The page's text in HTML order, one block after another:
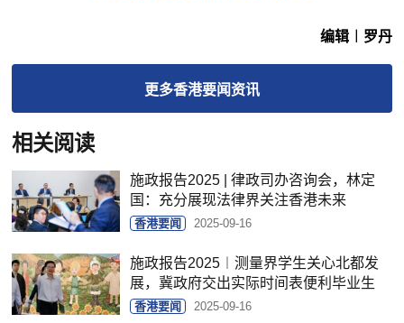
编辑︱罗丹
更多香港要闻资讯
相关阅读
施政报告2025 | 律政司办咨询会，林定
国：充分展现法律界关注香港未来
香港要闻 2025-09-16
施政报告2025︱测量界学生关心北都发
展，冀政府交出实际时间表便利毕业生
香港要闻 2025-09-16